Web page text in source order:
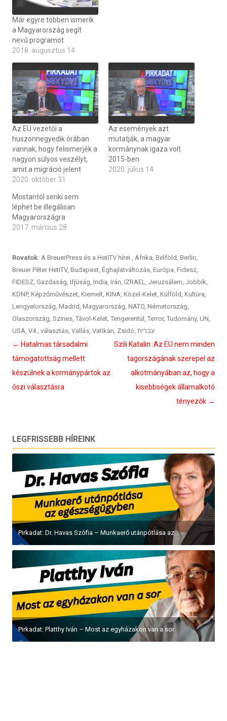
Már egyre többen ismerik
a Magyarország segít
nevű programot
2018. augusztus 14
Az EU vezetői a
huszonnegyedik órában
vannak, hogy felismerjék a
nagyon súlyos veszélyt,
amit a migráció jelent
2020. október 31
Az események azt
mutatják, a magyar
kormánynak igaza volt
2015-ben
2020. július 14
Mostantól senki sem
léphet be illegálisan
Magyarországra
2017. március 28
Rovatok: A BreuerPress és a HetiTV hírei , Afrika, Belföld, Berlin,
Breuer Péter HetiTV, Budapest, Éghajlatváltozás, Európa, Fidesz,
FIDESZ, Gazdaság, Ifjúság, India, Irán, IZRAEL, Jeruzsálem, Jobbik,
KDNP, Képzőművészet, Kiemelt, KINA, Közel-Kelet, Külföld, Kultúra,
Lengyelország, Madrid, Magyarország, NATO, Németország,
Olaszország, Színes, Távol-Kelet, Tengerentúl , Terror, Tudomány, UN,
USA, V4., választás, Vallás, Vatikán, Zsidó, עברית
Bejegyzés
navigáció
← Hatalmas társadalmi
támogatottság mellett
készülnek a kormánypártok az
őszi választásra
Szili Katalin :Az EU nem minden
tagországának szerepel az
alkotmányában az, hogy a
kisebbségek államalkotó
tényezők →
LEGFRISSEBB HÍREINK
Pirkadat: Dr. Havas Szófia – Munkaerő utánpótlása az...
Pirkadat: Platthy Iván – Most az egyházakon van a sor